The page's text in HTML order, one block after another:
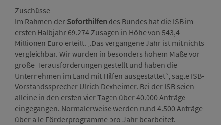
Zuschüsse
Im Rahmen der Soforthilfen des Bundes hat die ISB im
ersten Halbjahr 69.274 Zusagen in Höhe von 543,4
Millionen Euro erteilt. „Das vergangene Jahr ist mit nichts
vergleichbar. Wir wurden in besonders hohem Maße vor
große Herausforderungen gestellt und haben die
Unternehmen im Land mit Hilfen ausgestattet“, sagte ISB-
Vorstandssprecher Ulrich Dexheimer. Bei der ISB seien
alleine in den ersten vier Tagen über 40.000 Anträge
eingegangen. Normalerweise werden rund 4.500 Anträge
über alle Förderprogramme pro Jahr bearbeitet.